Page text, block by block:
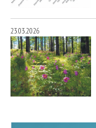
23.03.2026